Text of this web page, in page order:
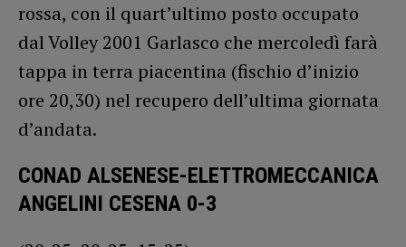
rossa, con il quart’ultimo posto occupato
dal Volley 2001 Garlasco che mercoledì farà
tappa in terra piacentina (fischio d’inizio
ore 20,30) nel recupero dell’ultima giornata
d’andata.
CONAD ALSENESE-ELETTROMECCANICA
ANGELINI CESENA 0-3